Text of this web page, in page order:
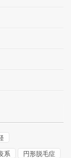
系 円形脱毛症